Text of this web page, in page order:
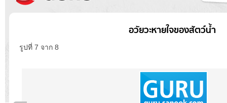
อวัยวะหายใจของสัตว์น้ำ
รูปที่ 7 จาก 8